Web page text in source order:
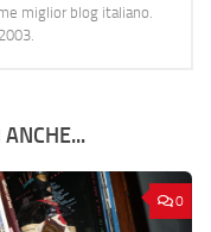
miglior blog italiano.
0